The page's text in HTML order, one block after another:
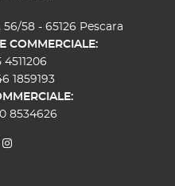
58 - 65126 Pescara
COMMERCIALE:
4511206
1859193
8534626